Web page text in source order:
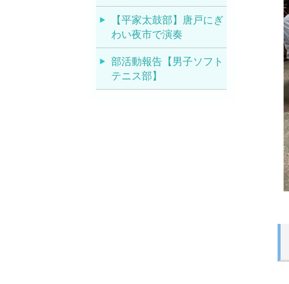
【平家太鼓部】唐戸にぎ
わい夜市で演奏
部活動報告【男子ソフト
テニス部】